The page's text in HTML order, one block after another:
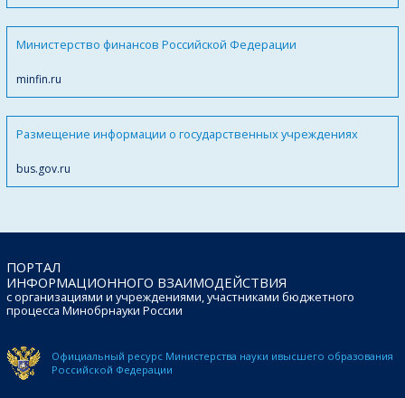
Министерство финансов Российской Федерации
minfin.ru
Размещение информации о государственных учреждениях
bus.gov.ru
ПОРТАЛ
ИНФОРМАЦИОННОГО ВЗАИМОДЕЙСТВИЯ
с организациями и учреждениями, участниками бюджетного
процесса Минобрнауки России
Официальный ресурс Министерства науки ивысшего образования
Российской Федерации